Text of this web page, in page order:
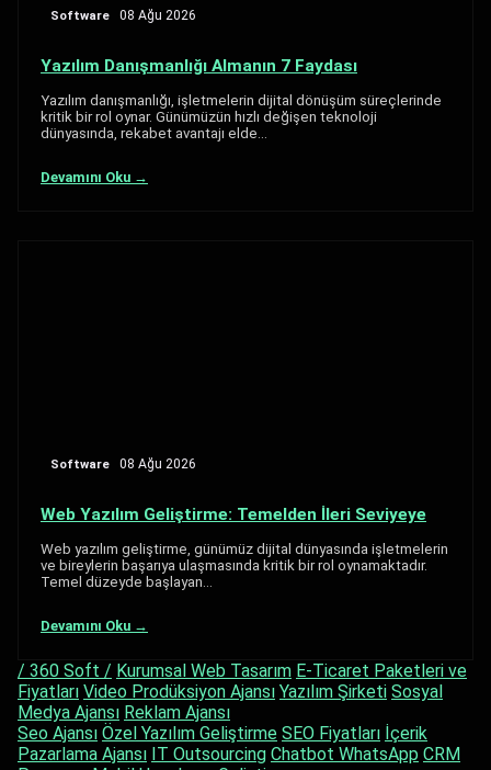
Software 08 Ağu 2026
Yazılım Danışmanlığı Almanın 7 Faydası
Yazılım danışmanlığı, işletmelerin dijital dönüşüm süreçlerinde
kritik bir rol oynar. Günümüzün hızlı değişen teknoloji
dünyasında, rekabet avantajı elde…
Devamını Oku →
Software 08 Ağu 2026
Web Yazılım Geliştirme: Temelden İleri Seviyeye
Web yazılım geliştirme, günümüz dijital dünyasında işletmelerin
ve bireylerin başarıya ulaşmasında kritik bir rol oynamaktadır.
Temel düzeyde başlayan…
Devamını Oku →
/ 360 Soft / Kurumsal Web Tasarım E-Ticaret Paketleri ve
Fiyatları Video Prodüksiyon Ajansı Yazılım Şirketi Sosyal
Medya Ajansı Reklam Ajansı
Seo Ajansı Özel Yazılım Geliştirme SEO Fiyatları İçerik
Pazarlama Ajansı IT Outsourcing Chatbot WhatsApp CRM